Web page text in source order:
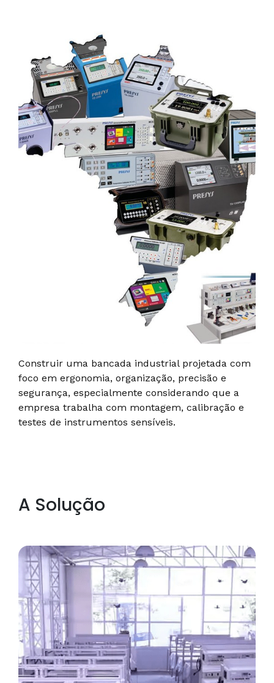
Construir uma bancada industrial projetada com
foco em ergonomia, organização, precisão e
segurança, especialmente considerando que a
empresa trabalha com montagem, calibração e
testes de instrumentos sensíveis.
A Solução